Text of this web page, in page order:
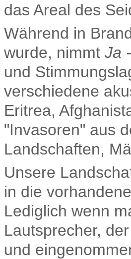
das Areal des
Während in
wurde, nimmt Ja
und
verschiedene
Eritrea,
"Invasoren" aus
Landschaften,
Unsere
in die
Lediglich wenn
Lautsprecher,
und